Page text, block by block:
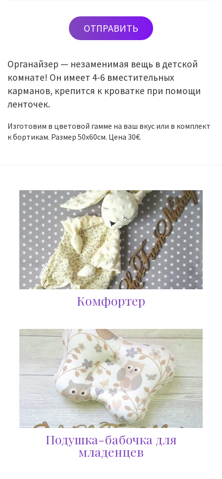
Органайзер — незаменимая вещь в детской
комнате! Он имеет 4-6 вместительных
карманов, крепится к кроватке при помощи
ленточек.
Изготовим в цветовой гамме на ваш вкус или в комплект
к бортикам. Размер 50х60см. Цена 30€.
Комфортер
Подушка-бабочка для
младенцев